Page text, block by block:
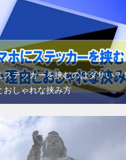
ステッカーを挟むのはダサい？
おしゃれな挟み方